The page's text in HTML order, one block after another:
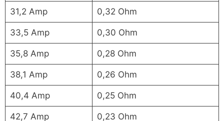
31,2 Amp 0,32 Ohm
33,5 Amp 0,30 Ohm
35,8 Amp 0,28 Ohm
38,1 Amp 0,26 Ohm
40,4 Amp 0,25 Ohm
42,7 Amp 0,23 Ohm